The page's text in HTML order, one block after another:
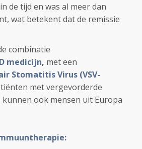
de tijd en was al meer dan
wat betekent dat de remissie
combinatie
medicijn, met een
Stomatitis Virus (VSV-
met vergevorderde
ook mensen uit Europa